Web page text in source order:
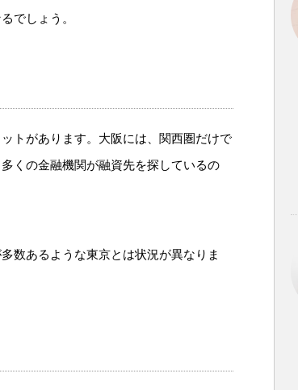
でしょう。
トがあります。大阪には、関西圏だけで
くの金融機関が融資先を探しているの
数あるような東京とは状況が異なりま